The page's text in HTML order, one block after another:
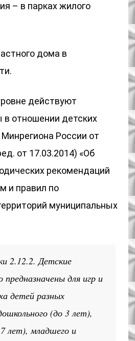
– в парках жилого
дома в
действуют
отношении детских
России от
от 17.03.2014) «Об
рекомендаций
и правил по
муниципальных
2.12.2. Детские
для игр и
детей разных
(до 3 лет),
лет), младшего и